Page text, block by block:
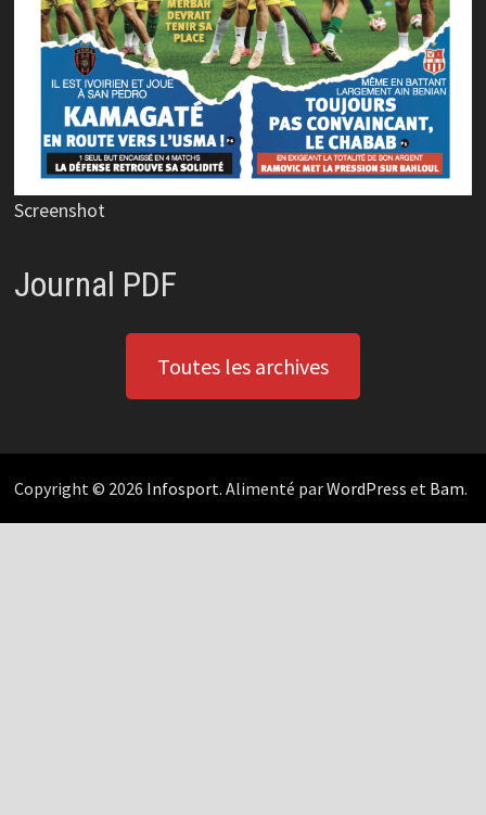
Screenshot
Journal PDF
Toutes les archives
Copyright © 2026 Infosport. Alimenté parWordPress et Bam.